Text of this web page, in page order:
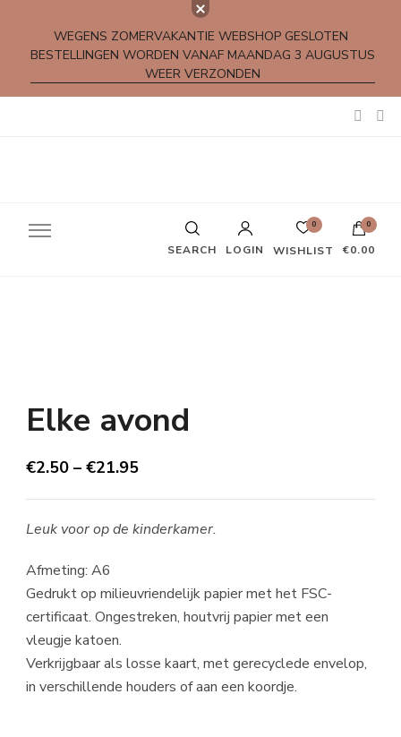
WEGENS ZOMERVAKANTIE WEBSHOP GESLOTEN
BESTELLINGEN WORDEN VANAF MAANDAG 3 AUGUSTUS
WEER VERZONDEN
SEARCH LOGIN
0
WISHLIST
0
€0.00
Elke avond
€2.50 – €21.95
Leuk voor op de kinderkamer.
Afmeting: A6
Gedrukt op milieuvriendelijk papier met het FSC-
certificaat. Ongestreken, houtvrij papier met een
vleugje katoen.
Verkrijgbaar als losse kaart, met gerecyclede envelop,
in verschillende houders of aan een koordje.